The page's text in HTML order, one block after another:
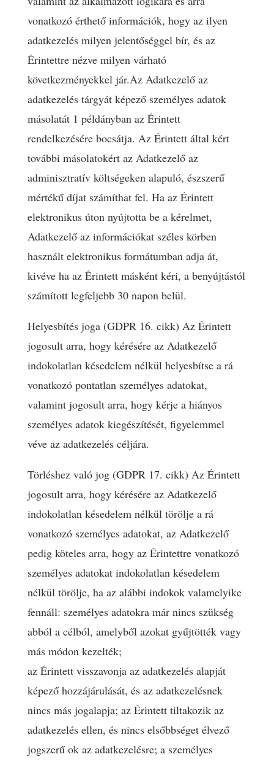
vonatkozó érthető információk, hogy az ilyen
adatkezelés milyen jelentőséggel bír, és az
Érintettre nézve milyen várható
következményekkel jár.Az Adatkezelő az
adatkezelés tárgyát képező személyes adatok
másolatát 1 példányban az Érintett
rendelkezésére bocsátja. Az Érintett által kért
további másolatokért az Adatkezelő az
adminisztratív költségeken alapuló, észszerű
mértékű díjat számíthat fel. Ha az Érintett
elektronikus úton nyújtotta be a kérelmet,
Adatkezelő az információkat széles körben
használt elektronikus formátumban adja át,
kivéve ha az Érintett másként kéri, a benyújtástól
számított legfeljebb 30 napon belül.
Helyesbítés joga (GDPR 16. cikk) Az Érintett
jogosult arra, hogy kérésére az Adatkezelő
indokolatlan késedelem nélkül helyesbítse a rá
vonatkozó pontatlan személyes adatokat,
valamint jogosult arra, hogy kérje a hiányos
személyes adatok kiegészítését, figyelemmel
véve az adatkezelés céljára.
Törléshez való jog (GDPR 17. cikk) Az Érintett
jogosult arra, hogy kérésére az Adatkezelő
indokolatlan késedelem nélkül törölje a rá
vonatkozó személyes adatokat, az Adatkezelő
pedig köteles arra, hogy az Érintettre vonatkozó
személyes adatokat indokolatlan késedelem
nélkül törölje, ha az alábbi indokok valamelyike
fennáll: személyes adatokra már nincs szükség
abból a célból, amelyből azokat gyűjtötték vagy
más módon kezelték;
az Érintett visszavonja az adatkezelés alapját
képező hozzájárulását, és az adatkezelésnek
nincs más jogalapja; az Érintett tiltakozik az
adatkezelés ellen, és nincs elsőbbséget élvező
jogszerű ok az adatkezelésre; a személyes